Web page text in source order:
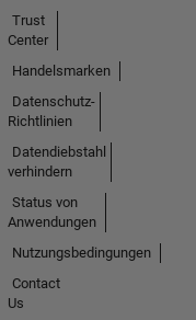
Trust
Center
Handelsmarken
Datenschutz-
Richtlinien
Datendiebstahl
verhindern
Status von
Anwendungen
Nutzungsbedingungen
Contact
Us